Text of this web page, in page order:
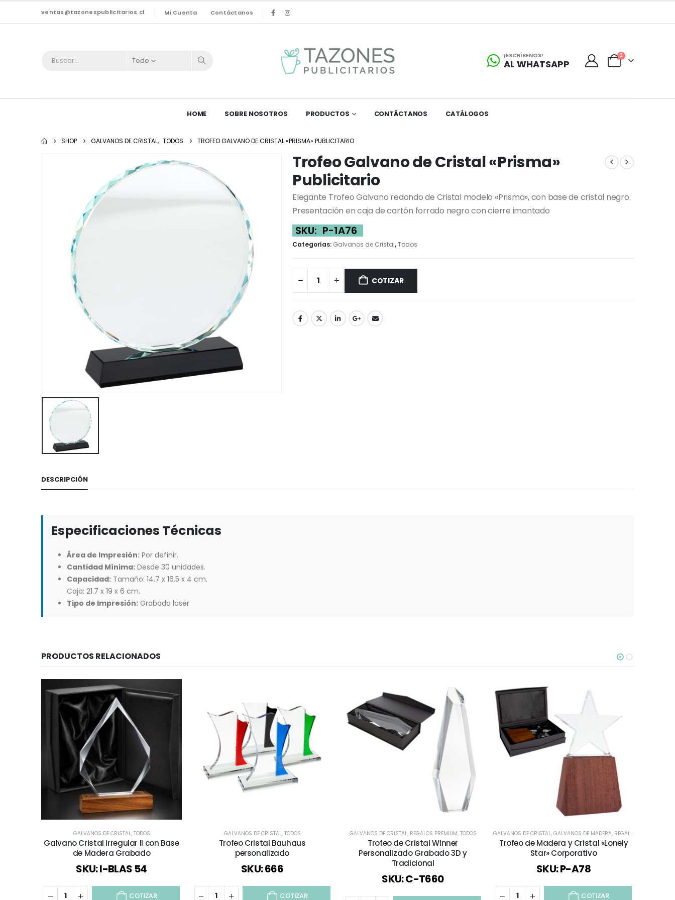
ventas@tazonespublicitarios.cl Mi Cuenta Contáctanos
Todo
¡ESCRÍBENOS!
AL WHATSAPP
0
HOME SOBRE NOSOTROS PRODUCTOS CONTÁCTANOS CATÁLOGOS
SHOP GALVANOS DE CRISTAL, TODOS TROFEO GALVANO DE CRISTAL «PRISMA» PUBLICITARIO
Trofeo Galvano de Cristal «Prisma»
Publicitario
Elegante Trofeo Galvano redondo de Cristal modelo «Prisma», con base de cristal negro.
Presentación en caja de cartón forrado negro con cierre imantado
SKU: P-1A76
Categorías: Galvanos de Cristal,Todos
COTIZAR
DESCRIPCIÓN
Especificaciones Técnicas
Área de Impresión: Por definir.
Cantidad Mínima: Desde 30 unidades.
Capacidad: Tamaño: 14.7 x 16.5 x 4 cm.
Caja: 21.7 x 19 x 6 cm.
Tipo de Impresión: Grabado laser
PRODUCTOS RELACIONADOS
GALVANOS DE CRISTAL, TODOS
Galvano Cristal Irregular II con Base
de Madera Grabado
SKU: I-BLAS 54
COTIZAR
GALVANOS DE CRISTAL, TODOS
Trofeo Cristal Bauhaus
personalizado
SKU: 666
COTIZAR
GALVANOS DE CRISTAL, REGALOS PREMIUM, TODOS
Trofeo de Cristal Winner
Personalizado Grabado 3D y
Tradicional
SKU: C-T660
GALVANOS DE CRISTAL, GALVANOS DE MADERA, REGALOS PREMIUM
Trofeo de Madera y Cristal «Lonely
Star» Corporativo
SKU: P-A78
COTIZAR